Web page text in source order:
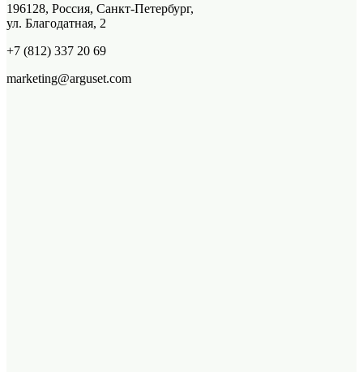
196128, Россия, Санкт-Петербург,
ул. Благодатная, 2
+7 (812) 337 20 69
marketing@arguset.com